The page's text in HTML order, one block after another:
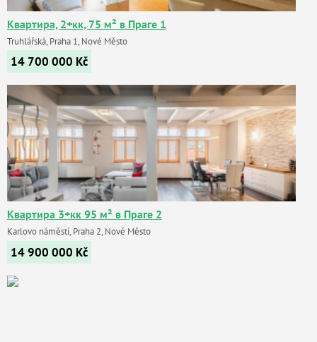
Квартира, 2+кк, 75 м² в Праге 1
Truhlářská, Praha 1, Nové Město
14 700 000 Kč
Квартира 3+кк 95 м² в Праге 2
Karlovo náměstí, Praha 2, Nové Město
14 900 000 Kč